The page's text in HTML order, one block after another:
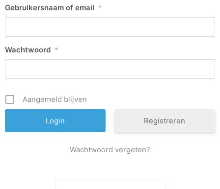
Gebruikersnaam of email *
Wachtwoord *
Aangemeld blijven
Registreren
Wachtwoord vergeten?